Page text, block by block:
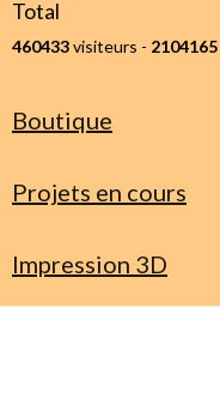
Total
460433visiteurs - 2104165
Boutique
Projets en cours
Impression 3D